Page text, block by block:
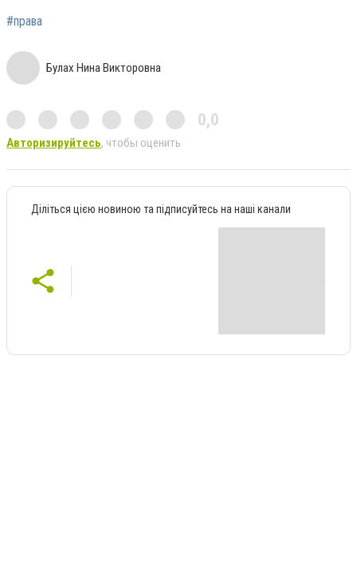
#права
Булах Нина Викторовна
0,0
Авторизируйтесь, чтобы оценить
Діліться цією новиною та підписуйтесь на наші канали